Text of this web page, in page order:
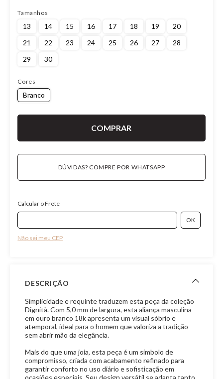
Tamanhos
13 14 15 16 17 18 19
20
21
22 23 24 25 26 27
28
29
30
Cores
Branco
DÚVIDAS? COMPRE POR WHATSAPP
Calcular o Frete
Não sei meu CEP
DESCRIÇÃO
Simplicidade e requinte traduzem esta peça da coleção
Dignità. Com 5,0 mm de largura, esta aliança masculina
em ouro branco 18k apresenta um visual sóbrio e
atemporal, ideal para o homem que valoriza a tradição
sem abrir mão da elegância.
Mais do que uma joia, esta peça é um símbolo de
compromisso, criada com acabamento refinado para
garantir conforto no uso diário e sofisticação em
ocasiões especiais. Seu design versátil se adapta tanto